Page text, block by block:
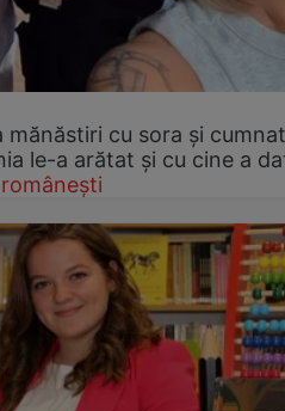
mănăstiri cu sora și
le-a arătat și cu cine a